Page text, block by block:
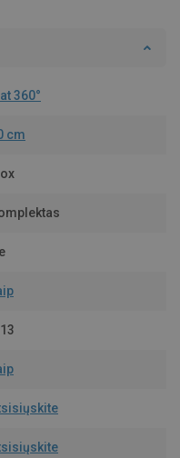
360°
cm